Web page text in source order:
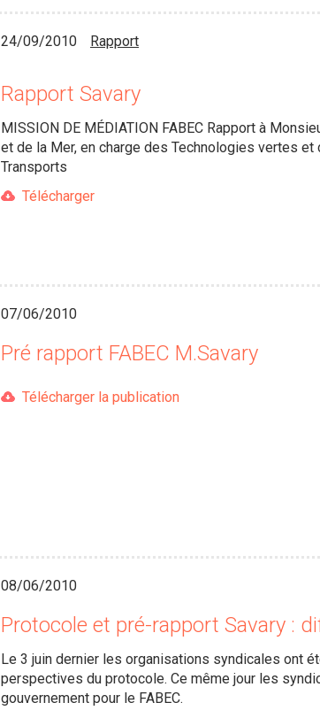
24/09/2010 Rapport
Rapport Savary
MISSION DE MÉDIATION FABEC Rapport à
et de la Mer, en charge des Technologies vertes
Transports
Télécharger
07/06/2010
Pré rapport FABEC M.Savary
Télécharger la publication
08/06/2010
Protocole et pré-rapport Savary :
Le 3 juin dernier les organisations syndicales ont
perspectives du protocole. Ce même jour les
gouvernement pour le FABEC.